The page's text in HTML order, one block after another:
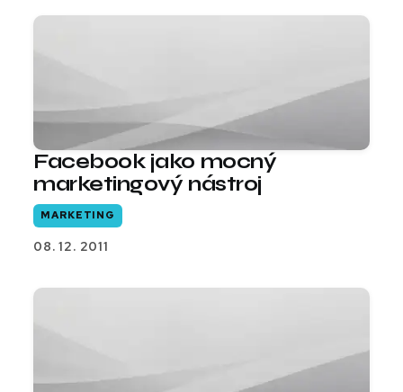
Facebook jako mocný
marketingový nástroj
MARKETING
08. 12. 2011